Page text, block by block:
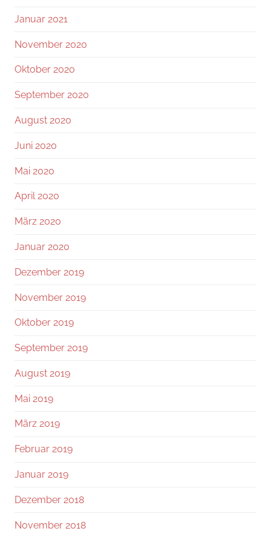
Januar 2021
November 2020
Oktober 2020
September 2020
August 2020
Juni 2020
Mai 2020
April 2020
März 2020
Januar 2020
Dezember 2019
November 2019
Oktober 2019
September 2019
August 2019
Mai 2019
März 2019
Februar 2019
Januar 2019
Dezember 2018
November 2018